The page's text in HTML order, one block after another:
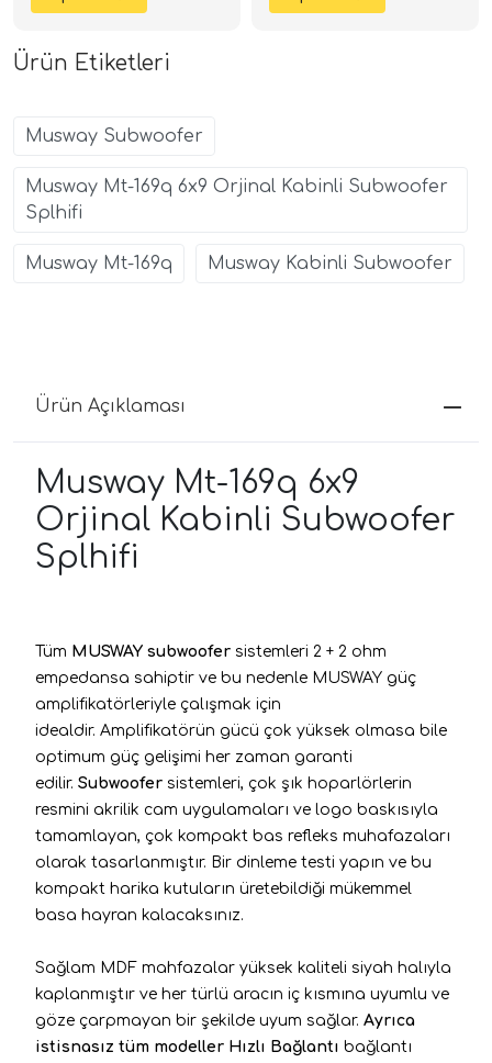
SPLHIFI 2+2 Ohm | SPLHIFI
Ürün Etiketleri
Musway Subwoofer
Musway Mt-169q 6x9 Orjinal Kabinli Subwoofer
Splhifi
Musway Mt-169q Musway Kabinli Subwoofer
Ürün Açıklaması
Musway Mt-169q 6x9
Orjinal Kabinli Subwoofer
Splhifi
Tüm MUSWAY subwoofer sistemleri 2 + 2 ohm
empedansa sahiptir ve bu nedenle MUSWAY güç
amplifikatörleriyle çalışmak için
idealdir. Amplifikatörün gücü çok yüksek olmasa bile
optimum güç gelişimi her zaman garanti
edilir. Subwoofer sistemleri, çok şık hoparlörlerin
resmini akrilik cam uygulamaları ve logo baskısıyla
tamamlayan, çok kompakt bas refleks muhafazaları
olarak tasarlanmıştır. Bir dinleme testi yapın ve bu
kompakt harika kutuların üretebildiği mükemmel
basa hayran kalacaksınız.
Sağlam MDF mahfazalar yüksek kaliteli siyah halıyla
kaplanmıştır ve her türlü aracın iç kısmına uyumlu ve
göze çarpmayan bir şekilde uyum sağlar. Ayrıca
istisnasız tüm modeller Hızlı Bağlantı bağlantı